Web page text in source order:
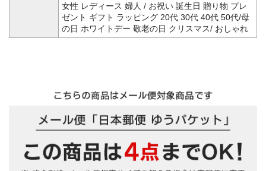
女性 レディース 婦人 / お祝い 誕生日 贈り物 プレ
ゼント ギフト ラッピング 20代 30代 40代 50代/母
の日 ホワイトデー 敬老の日 クリスマス/ おしゃれ